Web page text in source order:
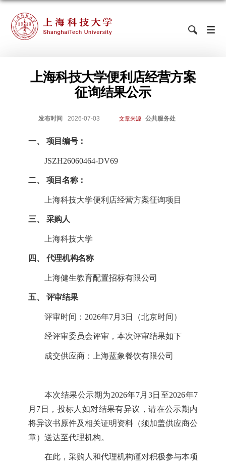
上海科技大学便利店经营方案
征询结果公示
发布时间 2026-07-03 文章来源 公共服务处
一、 项目编号：
JSZH26060464-DV69
二、 项目名称：
上海科技大学便利店经营方案征询项目
三、 采购人
上海科技大学
四、 代理机构名称
上海健生教育配置招标有限公司
五、 评审结果
评审时间： 2026年7月 3日 （北京时间）
经评审委员会评审，本次评审结果如下
成交供应商： 上海蓝象餐饮有限公司
本次结果公示期为2026年7月 3日 至2026年7
月 7 日，投标人 如对结果有异议，请在公示期内
将异议书原件及相关证明资料（须加盖供应商公
章）送达至代理机构。
在此， 采购人和代理机构谨对积极参与本项